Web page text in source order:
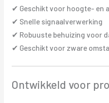
✔ Geschikt voor hoogte- en
✔ Snelle signaalverwerking
✔ Robuuste behuizing voor
✔ Geschikt voor zware
Ontwikkeld voor